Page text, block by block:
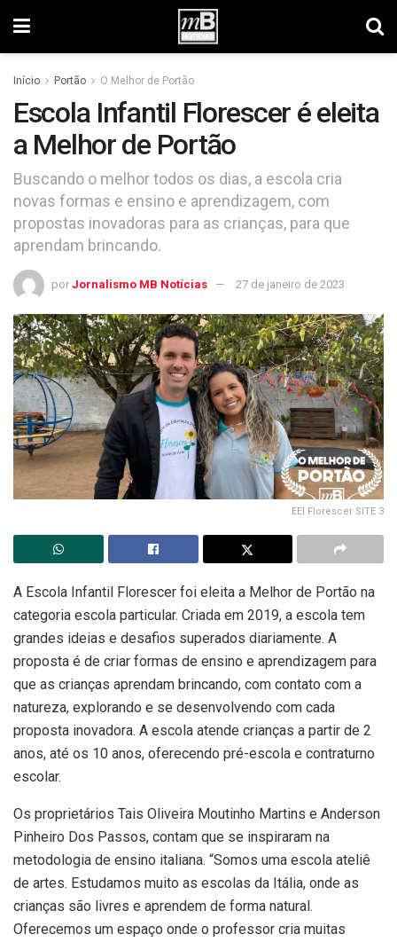
Início Portão O Melhor de Portão
Escola Infantil Florescer é eleita
a Melhor de Portão
Buscando o melhor todos os dias, a escola cria
novas formas e ensino e aprendizagem, com
propostas inovadoras para as crianças, para que
aprendam brincando.
por Jornalismo MB Notícias 27 de janeiro de 2023
EEI Florescer SITE 3
A Escola Infantil Florescer foi eleita a Melhor de Portão na
categoria escola particular. Criada em 2019, a escola tem
grandes ideias e desafios superados diariamente. A
proposta é de criar formas de ensino e aprendizagem para
que as crianças aprendam brincando, com contato com a
natureza, explorando e se desenvolvendo com cada
proposta inovadora. A escola atende crianças a partir de 2
anos, até os 10 anos, oferecendo pré-escola e contraturno
escolar.
Os proprietários Tais Oliveira Moutinho Martins e Anderson
Pinheiro Dos Passos, contam que se inspiraram na
metodologia de ensino italiana. “Somos uma escola ateliê
de artes. Estudamos muito as escolas da Itália, onde as
crianças são livres e aprendem de forma natural.
Oferecemos um espaço onde o professor cria muitas